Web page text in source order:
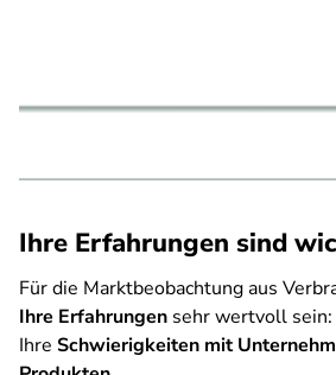
Ihre Erfahrungen sind
Für die Marktbeobachtung aus
Ihre Erfahrungen sehr wertvoll
Ihre Schwierigkeiten mit